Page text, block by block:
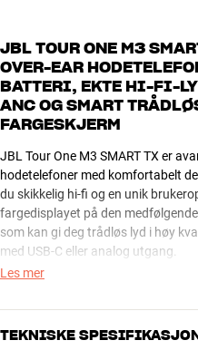
JBL TOUR ONE M3
OVER-EAR
BATTERI, EKTE HI-FI-
ANC OG SMART
FARGESKJERM
JBL Tour One M3 SMART TX er
hodetelefoner med komfortabelt
du skikkelig hi-fi og en unik
fargedisplayet på den
som kan gi deg trådløs lyd i høy
med USB-C eller analog utgang.
ANC aktiv. Med ANC deaktivert
du kommer ikke til å mangle
Les mer
TEKNISKE